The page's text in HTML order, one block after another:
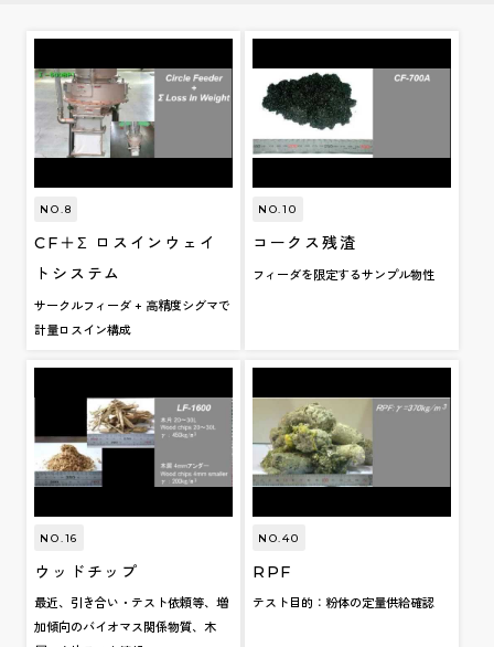
NO.8
CF＋Σ ロスインウェイ
トシステム
サークルフィーダ + 高精度シグマで
計量ロスイン構成
NO.10
コークス残渣
フィーダを限定するサンプル物性
NO.16
ウッドチップ
最近、引き合い・テスト依頼等、増
加傾向のバイオマス関係物質、木
NO.40
RPF
テスト目的：粉体の定量供給確認